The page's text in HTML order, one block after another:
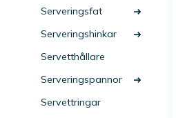
Serveringsfat
Serveringshinkar
Servetthållare
Serveringspannor
Servettringar